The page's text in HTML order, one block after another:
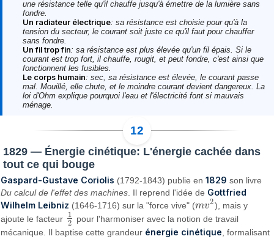
une résistance telle qu'il chauffe jusqu'à émettre de la lumière sans
fondre.
Un radiateur électrique: sa résistance est choisie pour qu'à la
tension du secteur, le courant soit juste ce qu'il faut pour chauffer
sans fondre.
Un fil trop fin: sa résistance est plus élevée qu'un fil épais. Si le
courant est trop fort, il chauffe, rougit, et peut fondre, c'est ainsi que
fonctionnent les fusibles.
Le corps humain: sec, sa résistance est élevée, le courant passe
mal. Mouillé, elle chute, et le moindre courant devient dangereux. La
loi d'Ohm explique pourquoi l'eau et l'électricité font si mauvais
ménage.
1829 — Énergie cinétique: L'énergie cachée dans
tout ce qui bouge
Gaspard-Gustave Coriolis (1792-1843) publie en1829 son livre
Du calcul de l'effet des machines . Il reprend l'idée de Gottfried
Wilhelm Leibniz (1646-1716) sur la "force vive" (mv2
mv2 ), mais y
ajoute le facteur
1
2
12 pour l'harmoniser avec la notion de travail
mécanique. Il baptise cette grandeur énergie cinétique , formalisant